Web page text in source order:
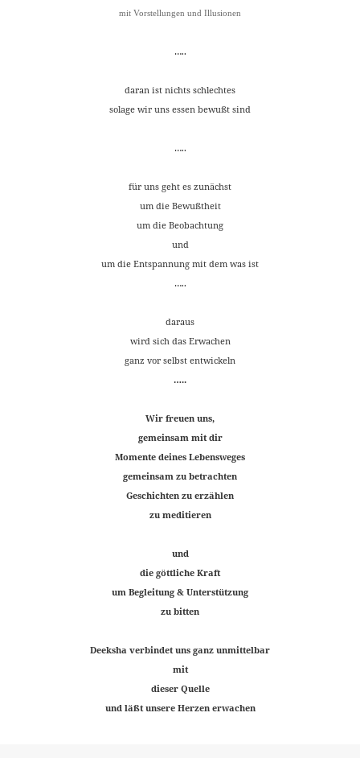
mit Vorstellungen und Illusionen
…..
daran ist nichts schlechtes
solage wir uns essen bewußt sind
…..
für uns geht es zunächst
um die Bewußtheit
um die Beobachtung
und
um die Entspannung mit dem was ist
…..
daraus
wird sich das Erwachen
ganz vor selbst entwickeln
…..
Wir freuen uns,
gemeinsam mit dir
Momente deines Lebensweges
gemeinsam zu betrachten
Geschichten zu erzählen
zu meditieren
und
die göttliche Kraft
um Begleitung & Unterstützung
zu bitten
Deeksha verbindet uns ganz unmittelbar
mit
dieser Quelle
und läßt unsere Herzen erwachen